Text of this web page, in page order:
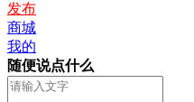
发布
商城
我的
随便说点什么